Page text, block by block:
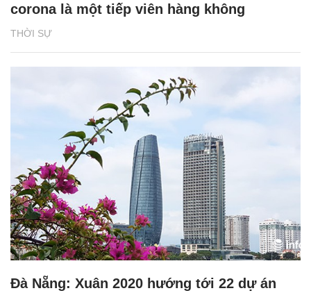
THỜI SỰ
corona là một tiếp viên hàng không
Đà Nẵng: Xuân 2020 hướng tới 22 dự án